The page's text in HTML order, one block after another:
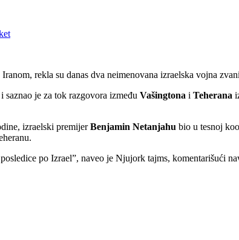
rekla su danas dva neimenovana izraelska vojna
i saznao je za tok razgovora između Vašingtona i Teherana
izraelski premijerBenjamin Netanjahu bio u tesnoj
po Izrael”, naveo je Njujork tajms, komentarišući